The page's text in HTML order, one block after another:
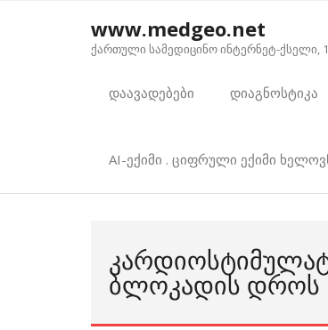
www.medgeo.net
ქართული სამედიცინო ინტერნეტ-ქსელი,
დაავადებები დიაგნოსტიკა
AI-ექიმი . ციფრული ექიმი
ᲑᲚᲝᲙᲐᲓᲘᲡ ᲓᲠᲝᲡ